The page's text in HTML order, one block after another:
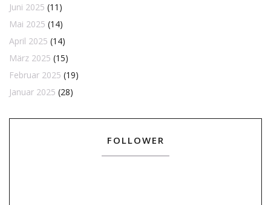
Juni 2025 (11)
Mai 2025 (14)
April 2025 (14)
März 2025 (15)
Februar 2025 (19)
Januar 2025 (28)
FOLLOWER